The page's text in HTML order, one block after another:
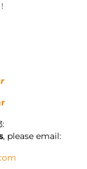
:
, please email: